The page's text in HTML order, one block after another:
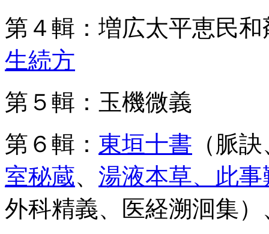
第４輯：増広太平恵民
生続方
第５輯：玉機微義
第６輯： 東垣十書 （脈
室秘蔵、 湯液本草、此事
外科精義、医経溯洄集